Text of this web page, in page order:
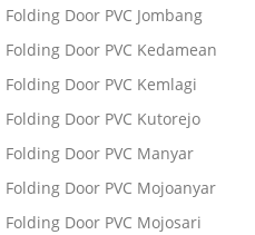
Folding Door PVC Jombang
Folding Door PVC Kedamean
Folding Door PVC Kemlagi
Folding Door PVC Kutorejo
Folding Door PVC Manyar
Folding Door PVC Mojoanyar
Folding Door PVC Mojosari